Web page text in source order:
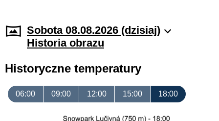
Sobota 08.08.2026 (dzisiaj)
Historia obrazu
Historyczne temperatury
06:00 09:00 12:00 15:00 18:00